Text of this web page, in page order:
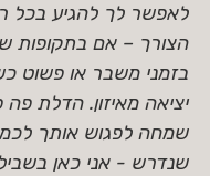
לאפשר לך להגיע בכל
הצורך – אם בתקופות
בזמני משבר או פשוט
יציאה מאיזון. הדלת פה
שמחה לפגוש אותך
שנדרש - אני כאן